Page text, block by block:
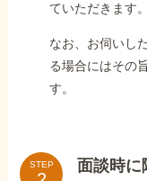
ていただきます。
なお、お伺いし
る場合にはその
す。
STEP
面談時に